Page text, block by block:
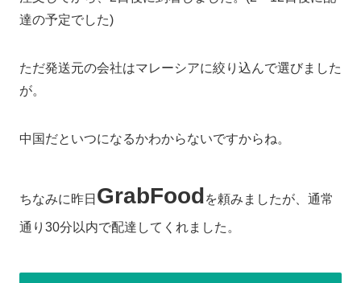
達の予定でした)
ただ発送元の会社はマレーシアに絞り込んで選びました
が。
中国だといつになるかわからないですからね。
ちなみに昨日 GrabFood を頼みましたが、通常
通り30分以内で配達してくれました。